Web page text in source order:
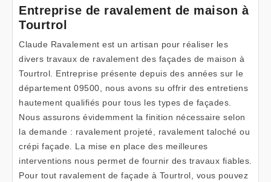
Entreprise de ravalement de maison à
Tourtrol
Claude Ravalement est un artisan pour réaliser les
divers travaux de ravalement des façades de maison à
Tourtrol. Entreprise présente depuis des années sur le
département 09500, nous avons su offrir des entretiens
hautement qualifiés pour tous les types de façades.
Nous assurons évidemment la finition nécessaire selon
la demande : ravalement projeté, ravalement taloché ou
crépi façade. La mise en place des meilleures
interventions nous permet de fournir des travaux fiables.
Pour tout ravalement de façade à Tourtrol, vous pouvez